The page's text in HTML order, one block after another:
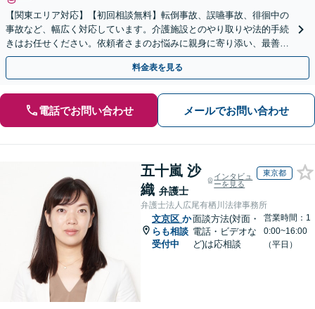
【関東エリア対応】【初回相談無料】転倒事故、誤嚥事故、徘徊中の
事故など、幅広く対応しています。介護施設とのやり取りや法的手続
きはお任せください。依頼者さまのお悩みに親身に寄り添い、最善の
結果が得られるように尽力いたします。
料金表を見る
電話でお問い合わせ メールでお問い合わせ
五十嵐 沙
織 弁護士
インタビュ
ーを見る
東京都
弁護士法人広尾有栖川法律事務所
文京区 か
らも相談
受付中
面談方法(対面・
電話・ビデオな
ど)は応相談
営業時間：1
0:00~16:00
（平日）